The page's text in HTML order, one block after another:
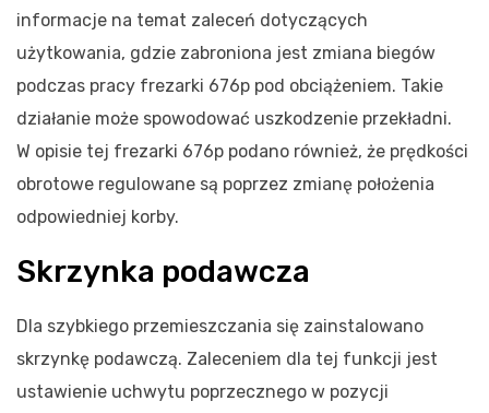
informacje na temat zaleceń dotyczących
użytkowania, gdzie zabroniona jest zmiana biegów
podczas pracy frezarki 676p pod obciążeniem. Takie
działanie może spowodować uszkodzenie przekładni.
W opisie tej frezarki 676p podano również, że prędkości
obrotowe regulowane są poprzez zmianę położenia
odpowiedniej korby.
Skrzynka podawcza
Dla szybkiego przemieszczania się zainstalowano
skrzynkę podawczą. Zaleceniem dla tej funkcji jest
ustawienie uchwytu poprzecznego w pozycji